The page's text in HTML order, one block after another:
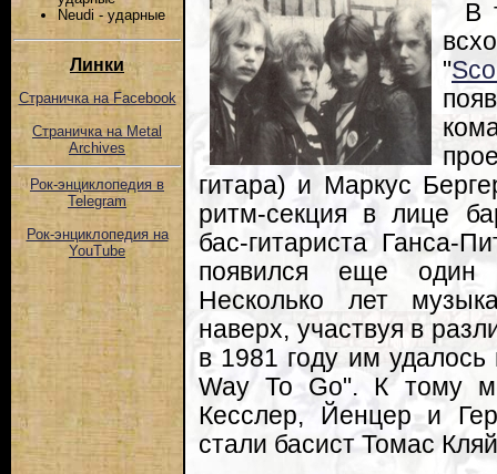
Neudi - ударные
Линки
Страничка на Facebook
Страничка на Metal
Archives
Рок-энциклопедия в
Telegram
Рок-энциклопедия на
YouTube
В
"
гитара) и Маркус
ритм-секция в лице
бас-гитариста Ганса-
появился еще один
Несколько лет
наверх, участвуя в
в 1981 году им
Way To Go". К тому
Кесслер, Йенцер и
стали басист Томас